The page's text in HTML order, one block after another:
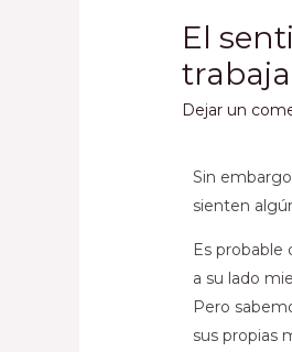
El
Dejar un
Sin
sienten
Es probable
a su lado
Pero
sus propias